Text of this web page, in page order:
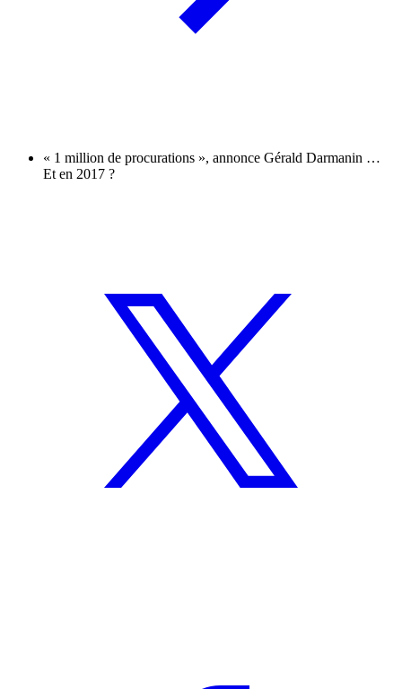
« 1 million de procurations », annonce Gérald Darmanin …
Et en 2017 ?